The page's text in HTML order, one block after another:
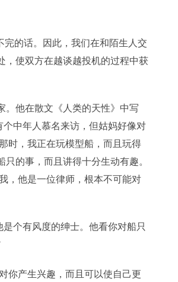
完的话。因此，我们在和陌生人交
，使双方在越谈越投机的过程中获
。他在散文《人类的天性》中写
中年人慕名来访，但姑妈好像对
时，我正在玩模型船，而且玩得
的事，而且讲得十分生动有趣。
，他是一位律师，根本不可能对
个有风度的绅士。他看你对船只
你产生兴趣，而且可以使自己更